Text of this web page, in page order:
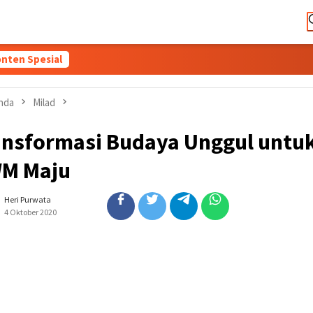
Spesial
Milad
Budaya Unggul
Maju
Heri Purwata
4 Oktober 2020